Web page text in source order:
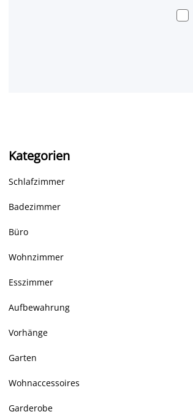
Kategorien
Schlafzimmer
Badezimmer
Büro
Wohnzimmer
Esszimmer
Aufbewahrung
Vorhänge
Garten
Wohnaccessoires
Garderobe